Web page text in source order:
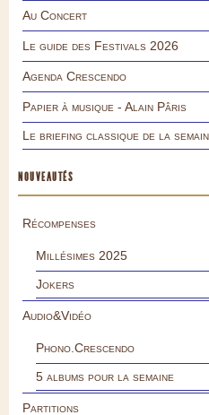
Au Concert
Le guide des Festivals 2026
Agenda Crescendo
Papier à musique - Alain Pâris
Le briefing classique de la
NOUVEAUTÉS
Récompenses
Millésimes 2025
Jokers
Audio&Vidéo
Phono.Crescendo
5 albums pour la semaine
Partitions